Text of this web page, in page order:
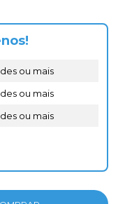
ou mais
ou mais
ou mais